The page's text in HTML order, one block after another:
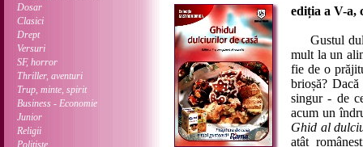
Dosar
Clasici
Drept
Versuri
SF, horror
Thriller, aventuri
Trup, minte, spirit
Business - Economie
Junior
Religii
Polițiste
ediția a V-a,
Gustul
mult la un
fie de o
brioșă?
singur - de
acum un
Ghid al
atât